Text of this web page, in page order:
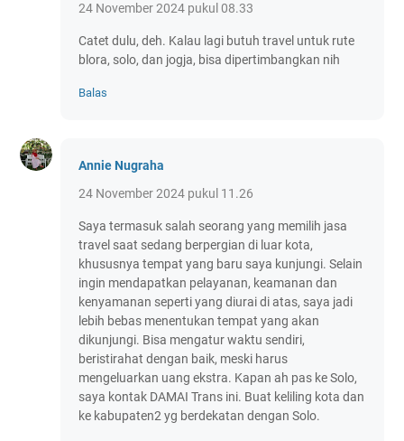
24 November 2024 pukul 08.33
Catet dulu, deh. Kalau lagi butuh travel untuk rute
blora, solo, dan jogja, bisa dipertimbangkan nih
Balas
Annie Nugraha
24 November 2024 pukul 11.26
Saya termasuk salah seorang yang memilih jasa
travel saat sedang berpergian di luar kota,
khususnya tempat yang baru saya kunjungi. Selain
ingin mendapatkan pelayanan, keamanan dan
kenyamanan seperti yang diurai di atas, saya jadi
lebih bebas menentukan tempat yang akan
dikunjungi. Bisa mengatur waktu sendiri,
beristirahat dengan baik, meski harus
mengeluarkan uang ekstra. Kapan ah pas ke Solo,
saya kontak DAMAI Trans ini. Buat keliling kota dan
ke kabupaten2 yg berdekatan dengan Solo.